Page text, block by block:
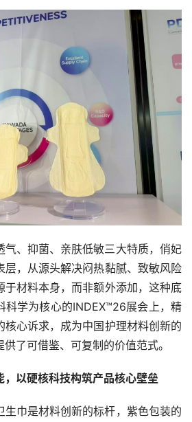
气、抑菌、亲肤低敏三大特质，俏妃
层，从源头解决闷热黏腻、致敏风险
于材料本身，而非额外添加，这种底
科学为核心的INDEX™26展会上，精
核心诉求，成为中国护理材料创新的
了可借鉴、可复制的价值范式。
，以硬核科技构筑产品核心壁垒
生巾是材料创新的标杆，紫色包装的